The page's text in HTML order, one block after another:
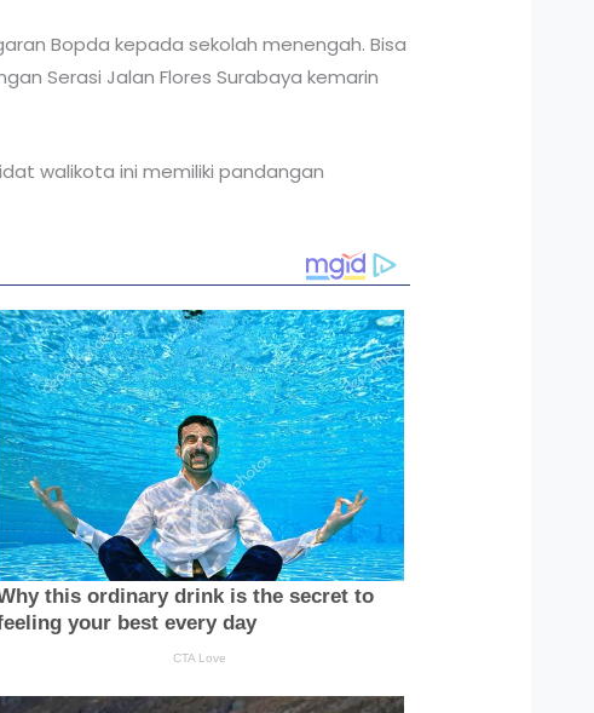
Bopda kepada sekolah menengah. Bisa
Serasi Jalan Flores Surabaya kemarin
walikota ini memiliki pandangan